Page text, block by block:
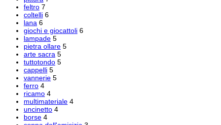
feltro 7
coltelli 6
lana 6
giochi e giocattoli 6
lampade 5
pietra ollare 5
arte sacra 5
tuttotondo 5
cappelli 5
vannerie 5
ferro 4
ricamo 4
multimateriale 4
uncinetto 4
borse 4